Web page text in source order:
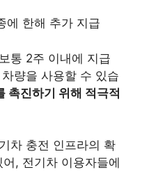
에 한해 추가 지급
통 2주 이내에 지급
량을 사용할 수 있습
촉진하기 위해 적극적
차 충전 인프라의 확
, 전기차 이용자들에